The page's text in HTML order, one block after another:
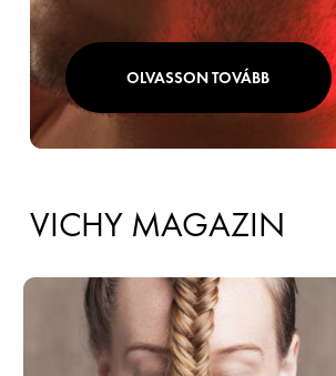
OLVASSON TOVÁBB
VICHY MAGAZIN